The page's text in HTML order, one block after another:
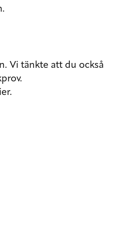
Vi tänkte att du också